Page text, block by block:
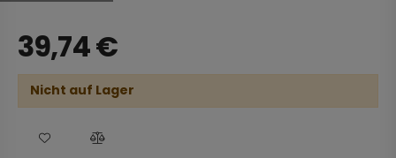
39,74€
Nicht auf Lager